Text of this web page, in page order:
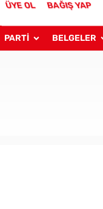
ÜYE OL BAĞIŞ YAP
PARTİ BELGELER